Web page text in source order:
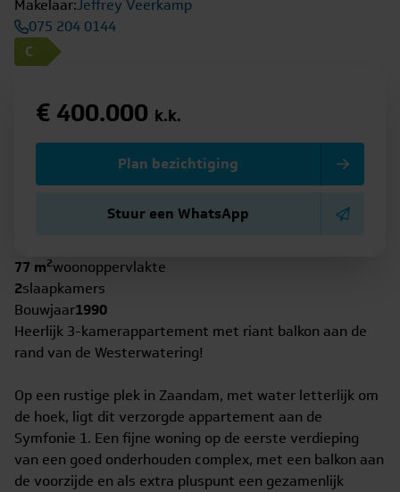
Makelaar:Jeffrey Veerkamp
075 204 0144
C
€ 400.000 k.k.
Plan bezichtiging
Stuur een WhatsApp
77 m2woonoppervlakte
2slaapkamers
Bouwjaar1990
Heerlijk 3-kamerappartement met riant balkon aan de
rand van de Westerwatering!
Op een rustige plek in Zaandam, met water letterlijk om
de hoek, ligt dit verzorgde appartement aan de
Symfonie 1. Een fijne woning op de eerste verdieping
van een goed onderhouden complex, met een balkon aan
de voorzijde en als extra pluspunt een gezamenlijk